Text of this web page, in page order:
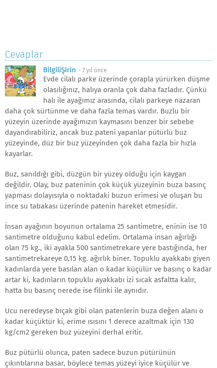
Cevaplar
BilgiliŞirin - 7 yıl önce
Evde cilalı parke üzerinde çorapla yürürken düşme
olasılığınız, halıya oranla çok daha fazladır. Çünkü
halı ile ayağımız arasında, cilalı parkeye nazaran
daha çok sürtünme ve daha fazla temas vardır. Buzlu bir
yüzeyin üzerinde ayağımızın kaymasını benzer bir sebebe
dayandırabiliriz, ancak buz pateni yapanlar pütürlü buz
yüzeyinde, düz bir buz yüzeyinden çok daha fazla bir hızla
kayarlar.
Buz, sanıldığı gibi, düzgün bir yüzey olduğu için kaygan
değildir. Olay, buz pateninin çok küçük yüzeyinin buza basınç
yapması dolayısıyla o noktadaki buzun erimesi ve oluşan bu
ince su tabakası üzerinde patenin hareket etmesidir.
İnsan ayağının boyunun ortalama 25 santimetre, eninin ise 10
santimetre olduğunu kabul edelim. Ortalama insan ağırlığı
olan 75 kg., iki ayakla 500 santimetrekare yere bastığında, her
santimetrekareye 0,15 kg. ağırlık biner. Topuklu ayakkabı giyen
kadınlarda yere basılan alan o kadar küçülür ve basınç o kadar
artar ki, kadınların topuklu ayakkabı izi sıcak asfaltta kalır,
hatta bu basınç nerede ise filinki ile aynıdır.
Ucu neredeyse bıçak gibi olan patenlerin buza değen alanı o
kadar küçüktür ki, erime ısısını 1 derece azaltmak için 130
kg/cm2 gereken buz yüzeyini derhal eritir.
Buz pütürlü olunca, paten sadece buzun pütürünün
çıkıntılarına basar, böylece temas yüzeyi iyice küçülür ve